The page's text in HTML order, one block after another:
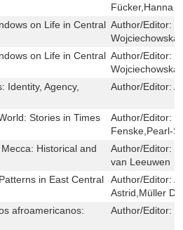
Fücker,Hanna
on Life in Central Author/Editor:
on Life in Central Author/Editor:
Identity, Agency,
Author/Editor:
Stories in Times
Author/Editor:
Fenske,Pearl-
Historical and
Author/Editor:
van Leeuwen
in East Central
Author/Editor:
Astrid,Müller
afroamericanos:
Author/Editor: